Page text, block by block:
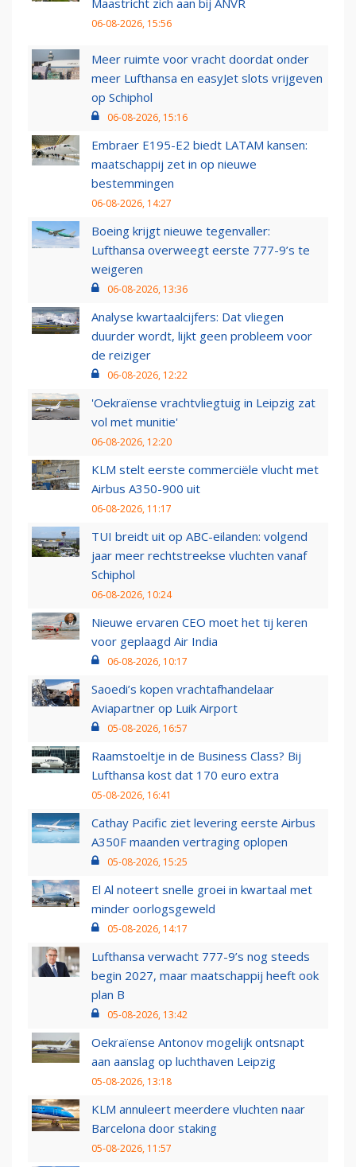
Maastricht zich aan bij ANVR
06-08-2026, 15:56
Meer ruimte voor vracht doordat onder
meer Lufthansa en easyJet slots vrijgeven
op Schiphol
06-08-2026, 15:16
Embraer E195-E2 biedt LATAM kansen:
maatschappij zet in op nieuwe
bestemmingen
06-08-2026, 14:27
Boeing krijgt nieuwe tegenvaller:
Lufthansa overweegt eerste 777-9’s te
weigeren
06-08-2026, 13:36
Analyse kwartaalcijfers: Dat vliegen
duurder wordt, lijkt geen probleem voor
de reiziger
06-08-2026, 12:22
'Oekraïense vrachtvliegtuig in Leipzig zat
vol met munitie'
06-08-2026, 12:20
KLM stelt eerste commerciële vlucht met
Airbus A350-900 uit
06-08-2026, 11:17
TUI breidt uit op ABC-eilanden: volgend
jaar meer rechtstreekse vluchten vanaf
Schiphol
06-08-2026, 10:24
Nieuwe ervaren CEO moet het tij keren
voor geplaagd Air India
06-08-2026, 10:17
Saoedi’s kopen vrachtafhandelaar
Aviapartner op Luik Airport
05-08-2026, 16:57
Raamstoeltje in de Business Class? Bij
Lufthansa kost dat 170 euro extra
05-08-2026, 16:41
Cathay Pacific ziet levering eerste Airbus
A350F maanden vertraging oplopen
05-08-2026, 15:25
El Al noteert snelle groei in kwartaal met
minder oorlogsgeweld
05-08-2026, 14:17
Lufthansa verwacht 777-9’s nog steeds
begin 2027, maar maatschappij heeft ook
plan B
05-08-2026, 13:42
Oekraïense Antonov mogelijk ontsnapt
aan aanslag op luchthaven Leipzig
05-08-2026, 13:18
KLM annuleert meerdere vluchten naar
Barcelona door staking
05-08-2026, 11:57